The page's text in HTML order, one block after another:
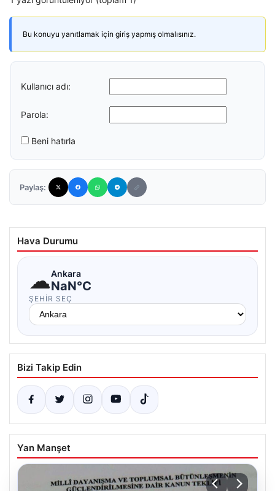
Bu konuyu yanıtlamak için giriş yapmış olmalısınız.
Kullanıcı adı:
Parola:
Beni hatırla
Paylaş:
Hava Durumu
☁Ankara
NaN°C
ŞEHIR SEÇ
Bizi Takip Edin
Yan Manşet